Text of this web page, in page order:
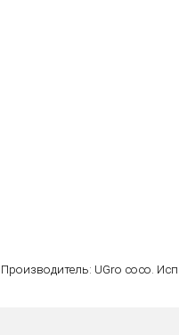
Производитель: UGro coco.